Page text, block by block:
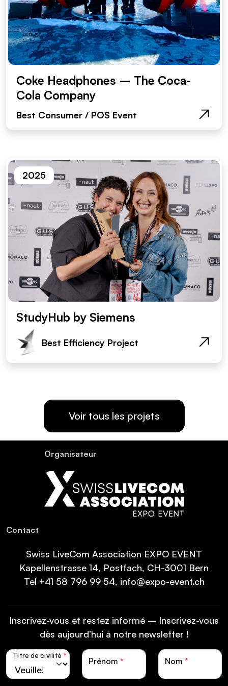
Coke Headphones – The Coca-
Cola Company
Best Consumer / POS Event
2025
StudyHub by Siemens
Best Efficiency Project
Voir tous les projets
Organisateur
Contact
Swiss LiveCom Association EXPO EVENT
Kapellenstrasse 14, Postfach, CH-3001 Bern
Tel +41 58 796 99 54, info@expo-event.ch
Inscrivez-vous et restez informé – Inscrivez-vous
dès aujourd’hui à notre newsletter !
Titre de civilité *
Prénom * Nom *